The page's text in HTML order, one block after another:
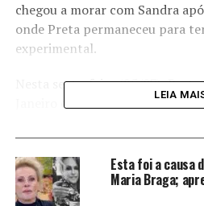
chegou a morar com Sandra
onde Preta permaneceu para
experimental.
Nesta sexta-feira (25/07), Preta
Janeiro e a cerimônia contou
presente e seguiu para o
Rio de Janeiro.
No local, Gominho falou
LEIA
Esta foi a causa
Maria Braga;